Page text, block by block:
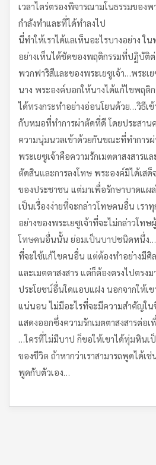
เวลาไตร่ตรองพิจารณามโนธรรมของพ
กำลังทำและที่ได้ทำลงไป
นี่ทำให้เราได้แลเห็นอะไรบางอย่าง
อย่างเห็นได้ชัดของพฤติกรรมที่ปฏิบั
พวกฟาริสีและของพระเยซูเจ้า…พระเ
นาง พระองค์บอกให้นางได้แก้ไขพฤติก
ได้ทรงกระทำอย่างอ่อนโยนด้วย…วิธีเ
กับหมอที่ทำการผ่าตัดที่ดี โดยประสาน
ความนุ่มนวลเข้าด้วยกันขณะที่ทำการ
พระเยซูเจ้าคือความรักเมตตาสงสารแ
ตัดสินและการลงโทษ พระองค์มิได้เส
ของประชาชน แต่มาเพื่อรักษาบาดแผ
เป็นเรื่องง่ายที่จะกล่าวโทษคนอื่น เรา
อย่างของพระเยซูเจ้าที่จะไม่กล่าวโท
โทษคนอื่นนั้น ย่อมเป็นบาปชนิดหนึ่ง…
ที่จะใช้แก้ไขคนอื่น แต่ต้องทำอย่างมีศิ
และเมตตาสงสาร แต่ก็ต้องตรงไปตรง
ประโยชน์อื่นใดแอบแฝง นอกจากให้เ
แน่นอน ไม่มีอะไรที่จะมีความสำคัญใน
แสดงออกซึ่งความรักเมตตาสงสารต่อ
…ใครที่ไม่มีบาป ก็ขอให้เขาได้ทุ่มหิน
ของชีวิต ถ้าหากว่าเราสามารถพูดได้เ
พูดกับตัวเอง…